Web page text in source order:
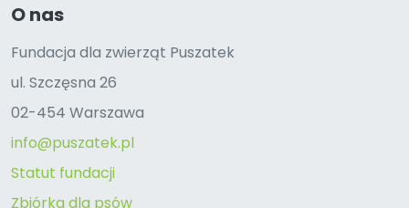
O nas
Fundacja dla zwierząt Puszatek
ul. Szczęsna 26
02-454 Warszawa
info@puszatek.pl
Statut fundacji
Zbiórka dla psów